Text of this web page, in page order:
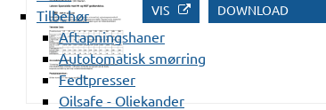
Tilbehør
Aftapningshaner
Autotomatisk smørring
Fedtpresser
Oilsafe - Oliekander
VIS DOWNLOAD